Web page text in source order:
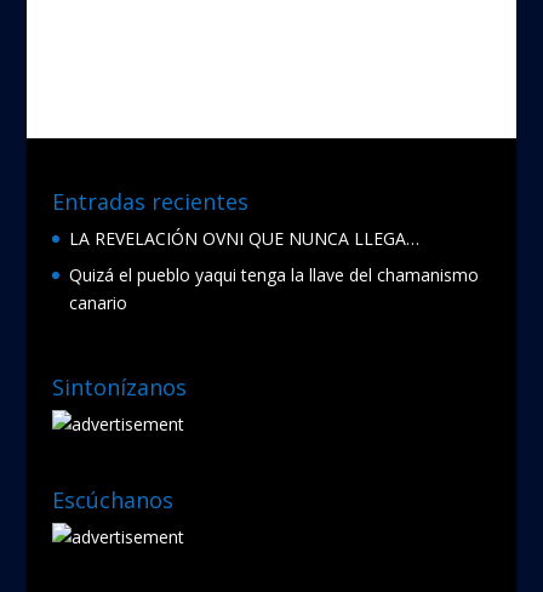
o
Entradas recientes
LA REVELACIÓN OVNI QUE NUNCA LLEGA…
Quizá el pueblo yaqui tenga la llave del chamanismo
canario
Sintonízanos
Escúchanos